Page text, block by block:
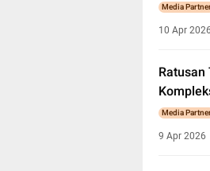
Media
10 Apr 2026
Media
9 Apr 2026